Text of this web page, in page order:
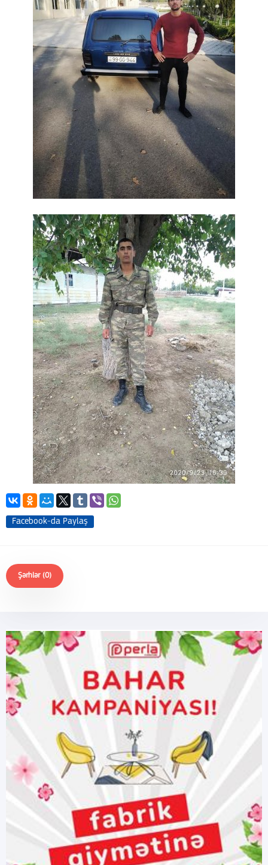
Facebook-da Paylaş
Şərhlər (0)